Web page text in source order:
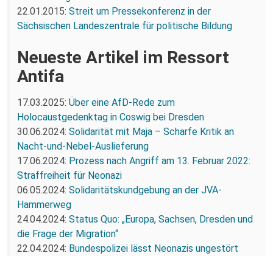
22.01.2015: Streit um Pressekonferenz in der
Sächsischen Landeszentrale für politische Bildung
Neueste Artikel im Ressort
Antifa
17.03.2025: Über eine AfD-Rede zum
Holocaustgedenktag in Coswig bei Dresden
30.06.2024: Solidarität mit Maja – Scharfe Kritik an
Nacht-und-Nebel-Auslieferung
17.06.2024: Prozess nach Angriff am 13. Februar 2022:
Straffreiheit für Neonazi
06.05.2024: Solidaritätskundgebung an der JVA-
Hammerweg
24.04.2024: Status Quo: „Europa, Sachsen, Dresden und
die Frage der Migration“
22.04.2024: Bundespolizei lässt Neonazis ungestört